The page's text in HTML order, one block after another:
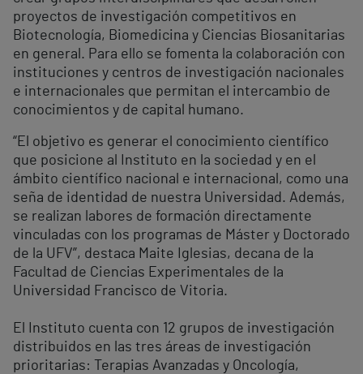
proyectos de investigación competitivos en
Biotecnología, Biomedicina y Ciencias Biosanitarias
en general. Para ello se fomenta la colaboración con
instituciones y centros de investigación nacionales
e internacionales que permitan el intercambio de
conocimientos y de capital humano.
“El objetivo es generar el conocimiento científico
que posicione al Instituto en la sociedad y en el
ámbito científico nacional e internacional, como una
seña de identidad de nuestra Universidad. Además,
se realizan labores de formación directamente
vinculadas con los programas de Máster y Doctorado
de la UFV”, destaca Maite Iglesias, decana de la
Facultad de Ciencias Experimentales de la
Universidad Francisco de Vitoria.
El Instituto cuenta con 12 grupos de investigación
distribuidos en las tres áreas de investigación
prioritarias: Terapias Avanzadas y Oncología,